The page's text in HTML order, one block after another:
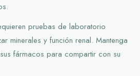
pruebas de laboratorio
minerales y función renal. Mantenga
fármacos para compartir con su